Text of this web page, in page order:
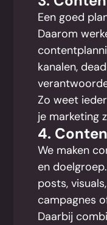
Een goed
Daarom
kanalen,
Zo weet
je marketing
4.
We maken
en
posts,
campagnes
Daarbij